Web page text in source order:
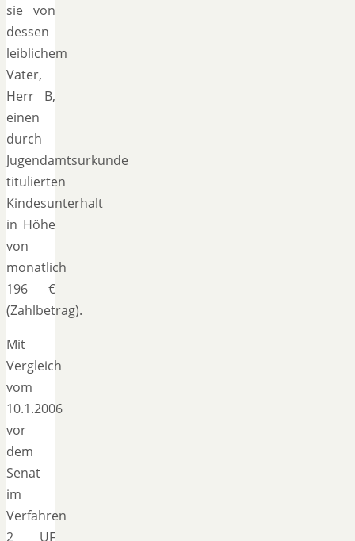
sie von
dessen
leiblichem
Vater,
Herr B,
einen
durch
Jugendamtsurkunde
titulierten
Kindesunterhalt
in Höhe
von
monatlich
196 €
(Zahlbetrag).
Mit
Vergleich
vom
10.1.2006
vor
dem
Senat
im
Verfahren
2 UF